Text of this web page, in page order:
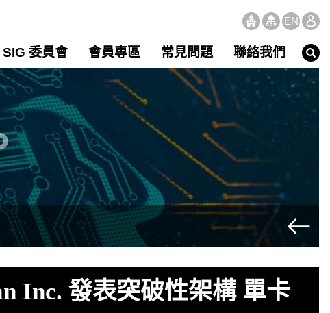
EN
SIG 委員會 會員專區 常見問題 聯絡我們
Inc. 發表突破性架構 單卡